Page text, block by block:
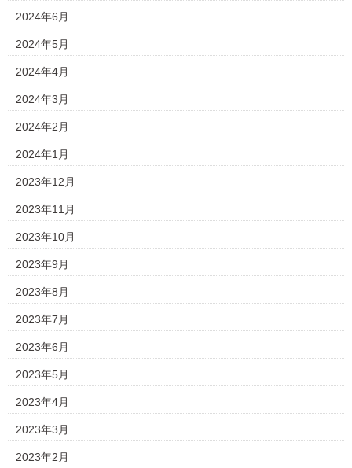
2024年6月
2024年5月
2024年4月
2024年3月
2024年2月
2024年1月
2023年12月
2023年11月
2023年10月
2023年9月
2023年8月
2023年7月
2023年6月
2023年5月
2023年4月
2023年3月
2023年2月